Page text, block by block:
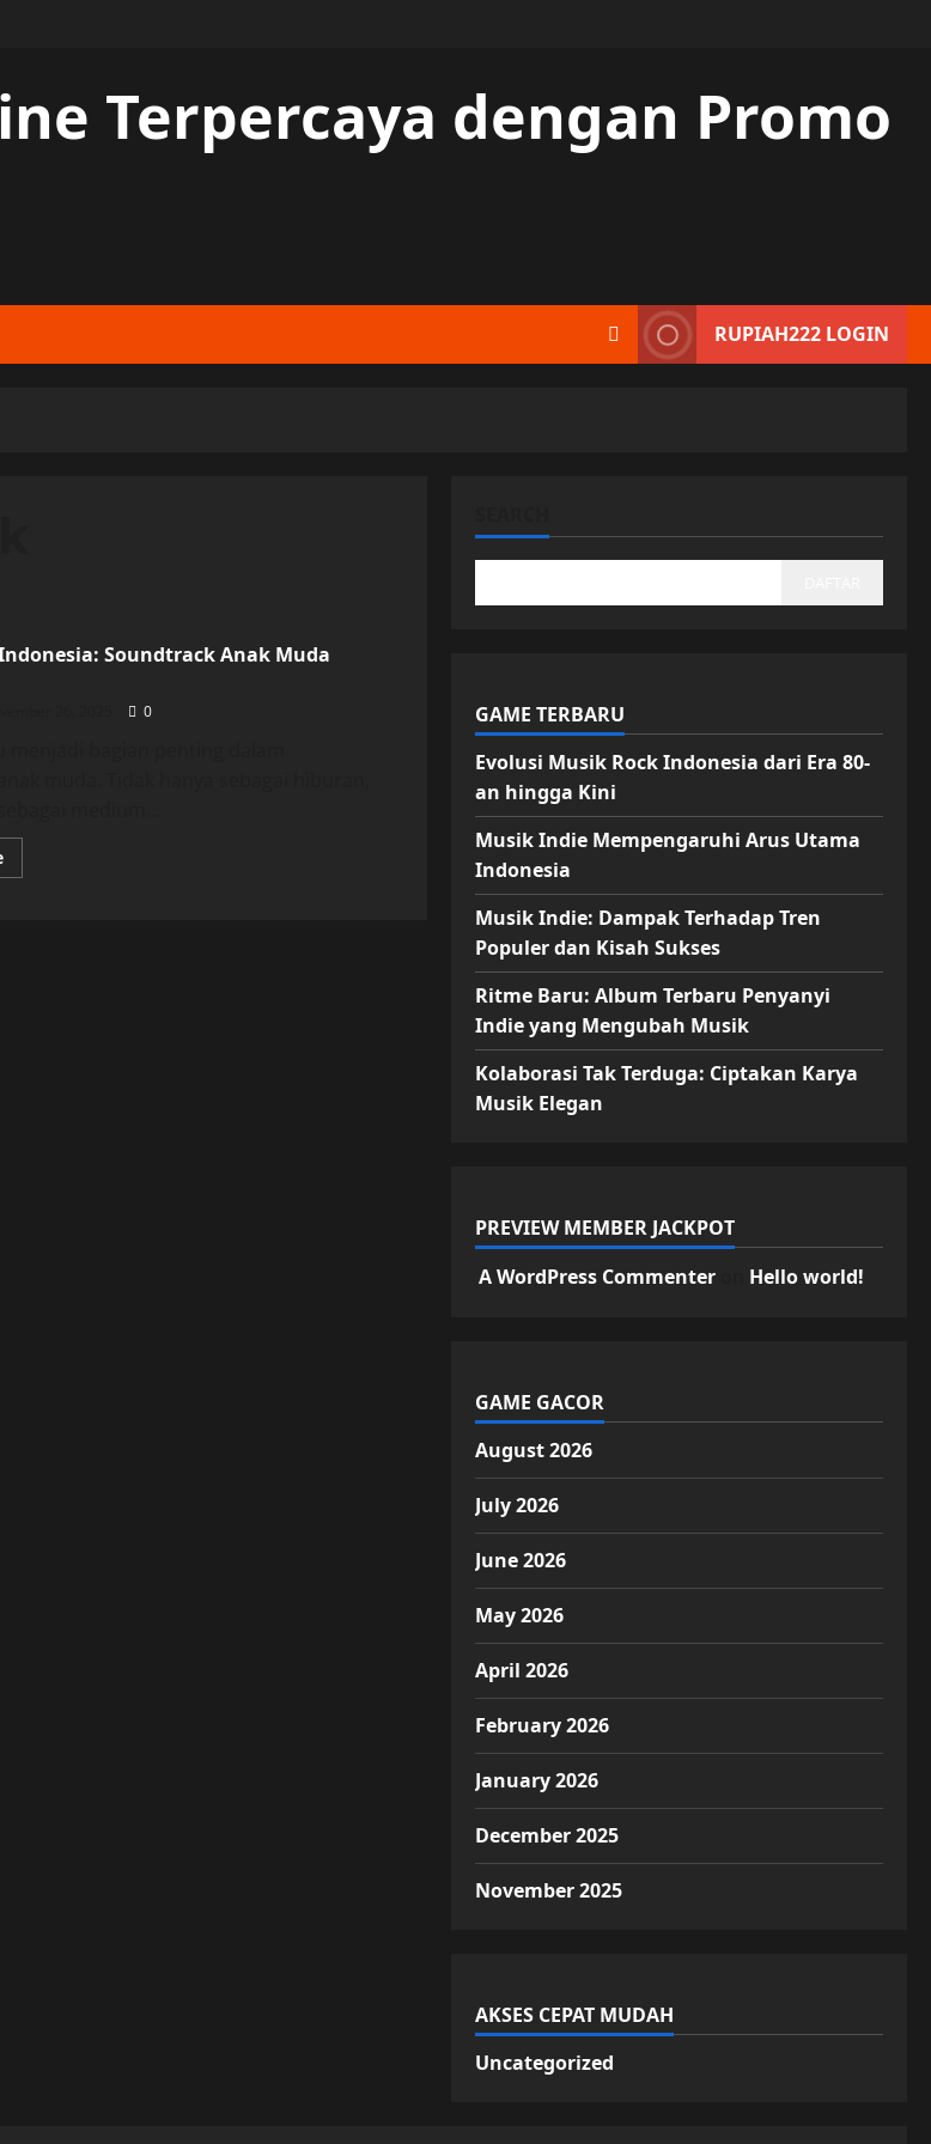
Terpercaya dengan Promo
RUPIAH222 LOGIN
Soundtrack Anak Muda
0
Read
more
GAME TERBARU
Evolusi Musik Rock Indonesia dari Era 80-
an hingga Kini
Musik Indie Mempengaruhi Arus Utama
Indonesia
Musik Indie: Dampak Terhadap Tren
Populer dan Kisah Sukses
Ritme Baru: Album Terbaru Penyanyi
Indie yang Mengubah Musik
Kolaborasi Tak Terduga: Ciptakan Karya
Musik Elegan
PREVIEW MEMBER JACKPOT
A WordPress Commenteron Hello world!
GAME GACOR
August 2026
July 2026
June 2026
May 2026
April 2026
February 2026
January 2026
December 2025
November 2025
AKSES CEPAT MUDAH
Uncategorized